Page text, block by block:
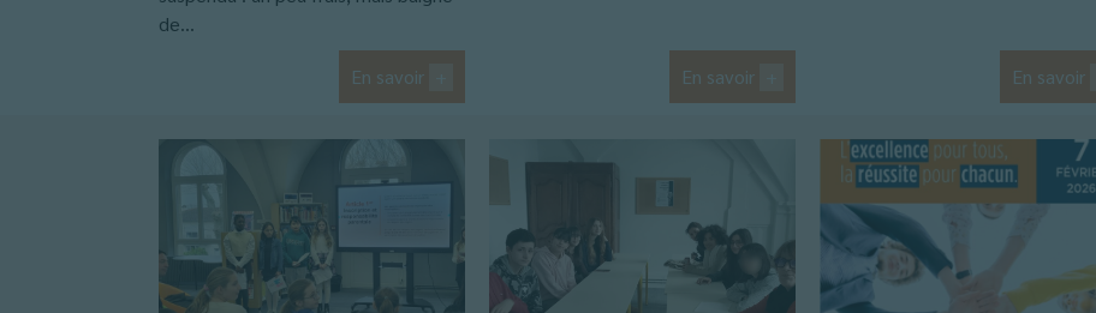
de...
En savoir En savoir En savoir